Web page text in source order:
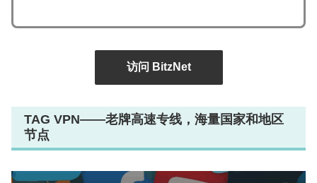
访问 BitzNet
TAG VPN——老牌高速专线，海量国家和地区
节点